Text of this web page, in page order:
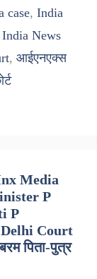
case, India
News
, आईएनएक्स
Media
P
P
Court
पिता-पुत्र